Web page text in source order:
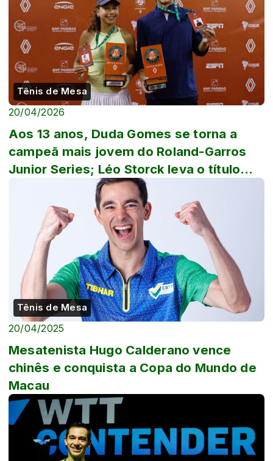
Tênis de Mesa
20/04/2026
Aos 13 anos, Duda Gomes se torna a
campeã mais jovem do Roland-Garros
Junior Series; Léo Storck leva o título
Tênis de Mesa
20/04/2025
Mesatenista Hugo Calderano vence
chinês e conquista a Copa do Mundo de
Macau